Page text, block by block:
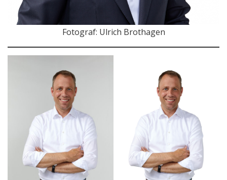
Fotograf: Ulrich Brothagen